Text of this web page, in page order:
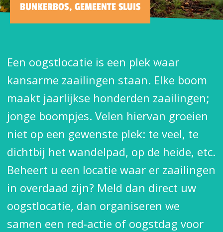
BUNKERBOS, GEMEENTE SLUIS
Een oogstlocatie is een plek waar
kansarme zaailingen staan. Elke boom
maakt jaarlijkse honderden zaailingen;
jonge boompjes. Velen hiervan groeien
niet op een gewenste plek: te veel, te
dichtbij het wandelpad, op de heide, etc.
Beheert u een locatie waar er zaailingen
in overdaad zijn? Meld dan direct uw
oogstlocatie, dan organiseren we
samen een red-actie of oogstdag voor